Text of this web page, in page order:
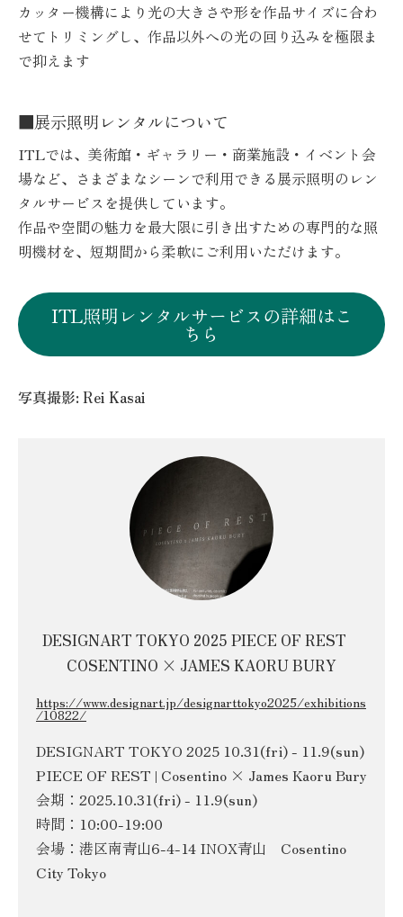
カッター機構により光の大きさや形を作品サイズに合わ
せてトリミングし、作品以外への光の回り込みを極限ま
で抑えます
■展示照明レンタルについて
ITLでは、美術館・ギャラリー・商業施設・イベント会
場など、さまざまなシーンで利用できる展示照明のレン
タルサービスを提供しています。
作品や空間の魅力を最大限に引き出すための専門的な照
明機材を、短期間から柔軟にご利用いただけます。
ITL照明レンタルサービスの詳細はこ
ちら
写真撮影: Rei Kasai
DESIGNART TOKYO 2025 PIECE OF REST
COSENTINO × JAMES KAORU BURY
https://www.designart.jp/designarttokyo2025/exhibitions
/10822/
DESIGNART TOKYO 2025 10.31(fri) - 11.9(sun)
PIECE OF REST | Cosentino × James Kaoru Bury
会期：2025.10.31(fri) - 11.9(sun)
時間：10:00-19:00
会場：港区南青山6-4-14 INOX青山 Cosentino
City Tokyo